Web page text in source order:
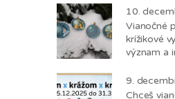
10.
Vianočné
krížikové
význam a
9.
Chceš